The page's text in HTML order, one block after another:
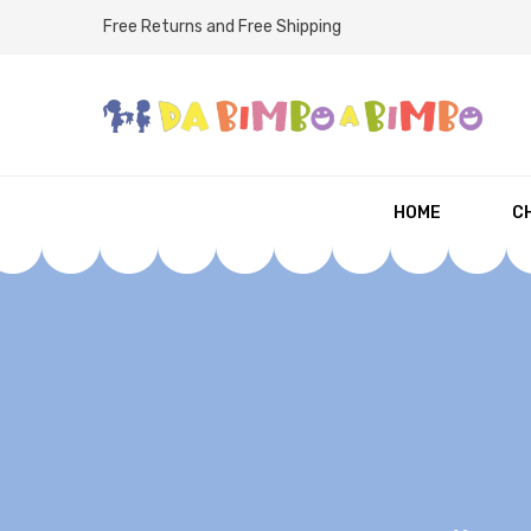
Free Returns and Free Shipping
HOME